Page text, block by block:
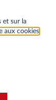
et sur la
aux cookies